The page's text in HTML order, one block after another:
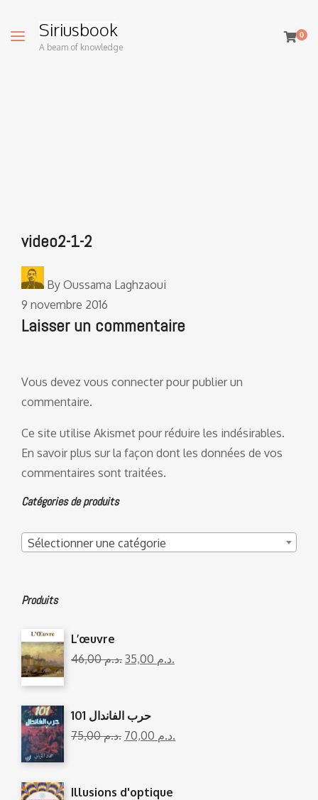
Siriusbook
A beam of knowledge
0
video2-1-2
By Oussama Laghzaoui
9 novembre 2016
Laisser un commentaire
Vous devez vous connecterpour publier un
commentaire.
Ce site utilise Akismet pour réduire les indésirables.
En savoir plus sur la façon dont les données de vos
commentaires sont traitées.
Catégories de produits
Sélectionner une catégorie
Produits
L’œuvre
46,00
د.م. 35,00 د.م.
101 حرب الفاندال
75,00
د.م. 70,00 د.م.
Illusions d'optique